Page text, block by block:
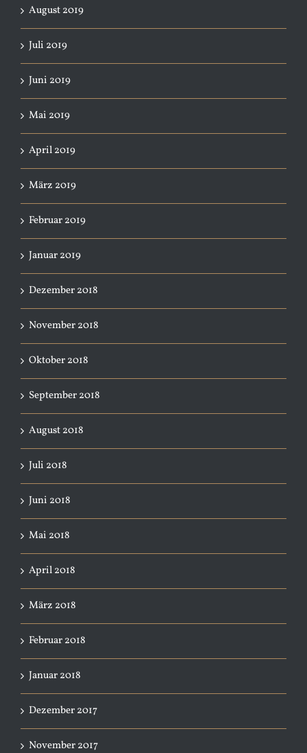
August 2019
Juli 2019
Juni 2019
Mai 2019
April 2019
März 2019
Februar 2019
Januar 2019
Dezember 2018
November 2018
Oktober 2018
September 2018
August 2018
Juli 2018
Juni 2018
Mai 2018
April 2018
März 2018
Februar 2018
Januar 2018
Dezember 2017
November 2017